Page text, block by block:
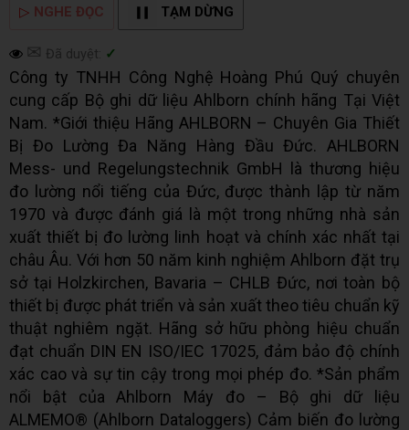
▷ NGHE ĐỌC TẠM DỪNG
✉ Đã duyệt: ✓
Công ty TNHH Công Nghệ Hoàng Phú Quý chuyên
cung cấp Bộ ghi dữ liệu Ahlborn chính hãng Tại Việt
Nam. *Giới thiệu Hãng AHLBORN – Chuyên Gia Thiết
Bị Đo Lường Đa Năng Hàng Đầu Đức. AHLBORN
Mess- und Regelungstechnik GmbH là thương hiệu
đo lường nổi tiếng của Đức, được thành lập từ năm
1970 và được đánh giá là một trong những nhà sản
xuất thiết bị đo lường linh hoạt và chính xác nhất tại
châu Âu. Với hơn 50 năm kinh nghiệm Ahlborn đặt trụ
sở tại Holzkirchen, Bavaria – CHLB Đức, nơi toàn bộ
thiết bị được phát triển và sản xuất theo tiêu chuẩn kỹ
thuật nghiêm ngặt. Hãng sở hữu phòng hiệu chuẩn
đạt chuẩn DIN EN ISO/IEC 17025, đảm bảo độ chính
xác cao và sự tin cậy trong mọi phép đo. *Sản phẩm
nổi bật của Ahlborn Máy đo – Bộ ghi dữ liệu
ALMEMO® (Ahlborn Dataloggers) Cảm biến đo lường